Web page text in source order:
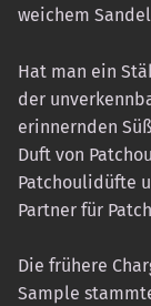
weichem
Hat man ein
der
erinnernden
Duft von
Patchoulidüfte
Partner für
Die frühere
Sample